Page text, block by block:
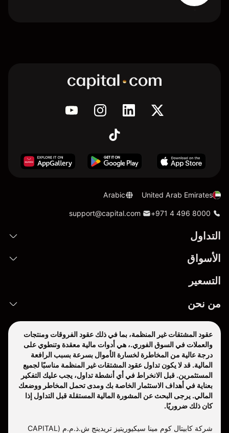
United Arab Emirates
Arabic
+971 4 496 8000
support@capital.com
التداول
الأسواق
التسعير
من نحن
عقود المشتقات غير المنظمة، بما في ذلك عقود الفروقات ومنتجات
والعملات في السوق الفوري.، هي أدوات مالية معقدة وتنطوي على
درجة عالية من المخاطرة لخسارة الأموال بسرعة بسبب الرافعة
المالية. قد لا يكون تداول عقود المشتقات غير المنظمة مناسبًا لجميع
المستثمرين. قبل الانخراط في أي أنشطة تداول، يجب عليك التفكير
بعناية في أهداف الاستثمار الخاصة بك ومدى تحمل المخاطر ووضعك
المالي. يرجى البحث عن المشورة المالية المستقلة قبل التداول إذا
كان ذلك ضروريًا.
شركة كابيتال كوم مينا سيكيوريتيز تريدينج ش.ذ.م.م (CAPITAL